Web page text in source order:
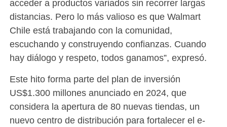
acceder a productos variados sin recorrer largas
distancias. Pero lo más valioso es que Walmart
Chile está trabajando con la comunidad,
escuchando y construyendo confianzas. Cuando
hay diálogo y respeto, todos ganamos”, expresó.
Este hito forma parte del plan de inversión
US$1.300 millones anunciado en 2024, que
considera la apertura de 80 nuevas tiendas, un
nuevo centro de distribución para fortalecer el e-